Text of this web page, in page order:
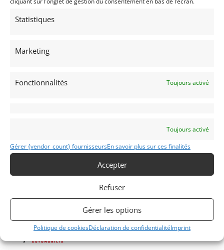
Statistiques
Marketing
Fonctionnalités Toujours activé
Toujours activé
Gérer {vendor_count} fournisseursEn savoir plus sur ces finalités
Accepter
Refuser
Gérer les options
Politique de cookiesDéclaration de confidentialitéImprint
excitation!
Partager cette annonce
Extrait
Passeport
international